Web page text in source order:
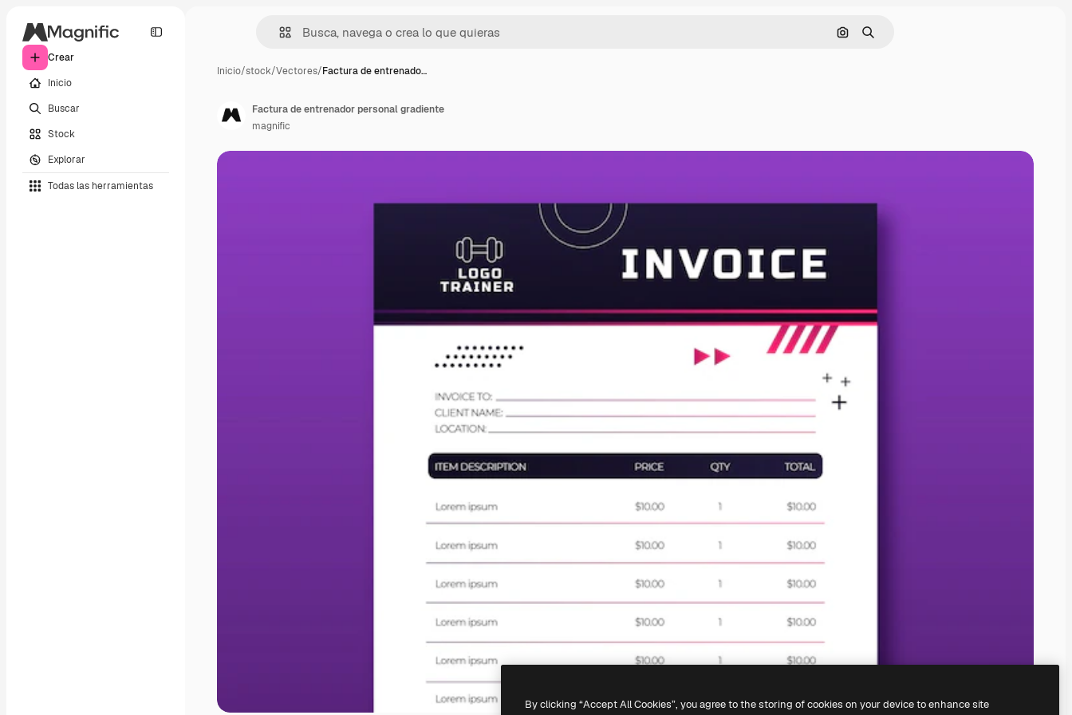
Crear
Inicio
Buscar
Stock
Explorar
Todas las herramientas
Buscar por imagen
Buscar
Inicio/stock/Vectores/Factura de entrenado…
Factura de entrenador personal gradiente
magnific
By clicking “Accept All Cookies”, you agree to the storing of cookies on your device to enhance site